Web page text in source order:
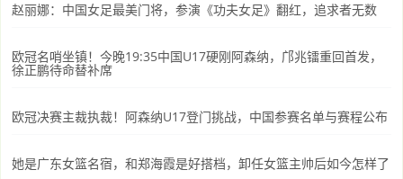
赵丽娜：中国女足最美门将，参演《功夫女足》翻红，追求者无数
欧冠名哨坐镇！今晚19:35中国U17硬刚阿森纳，邝兆镭重回首发，
徐正鹏待命替补席
欧冠决赛主裁执裁！阿森纳U17登门挑战，中国参赛名单与赛程公布
她是广东女篮名宿，和郑海霞是好搭档，卸任女篮主帅后如今怎样了